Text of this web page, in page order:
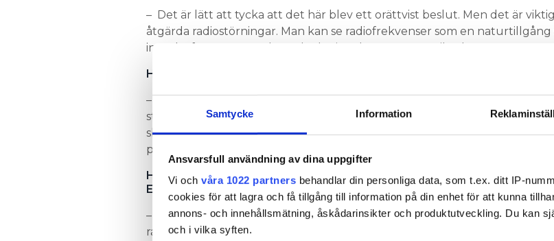
Samtycke Information
Ansvarsfull användning av dina uppgifter
Vi och våra 1022 partners behandlar din personliga data, som t.ex. ditt IP-
cookies för att lagra och få tillgång till information på din enhet för att kunna
annons- och innehållsmätning, åskådarinsikter och produktutveckling. Du kan
och i vilka syften.
– Det är lätt att tycka att det här blev ett orättvist beslut. Men det är
åtgärda radiostörningar. Man kan se radiofrekvenser som en naturtillgång
inte ska förorenas med oönskade signaler, säger Henrik Olsson.
Hur påverkades elproduktionen när optimerarna försvann?
– Jag har inga siffror på det, men i det här fallet tror jag inte att det fick
större påverkan. Taket var väldigt högt och fritt beläget utan något som
skuggade, så man kan ifrågasätta meningen med att ha optimerare på
platsen.
Hur många anmälningar om störande solcellsanläggningar har kommit
Elsäkerhetsverket?
– Ett tiotal. Den senaste anmälan kom in strax före semestern från en
radioamatör, och det ärendet utreder vi nu.